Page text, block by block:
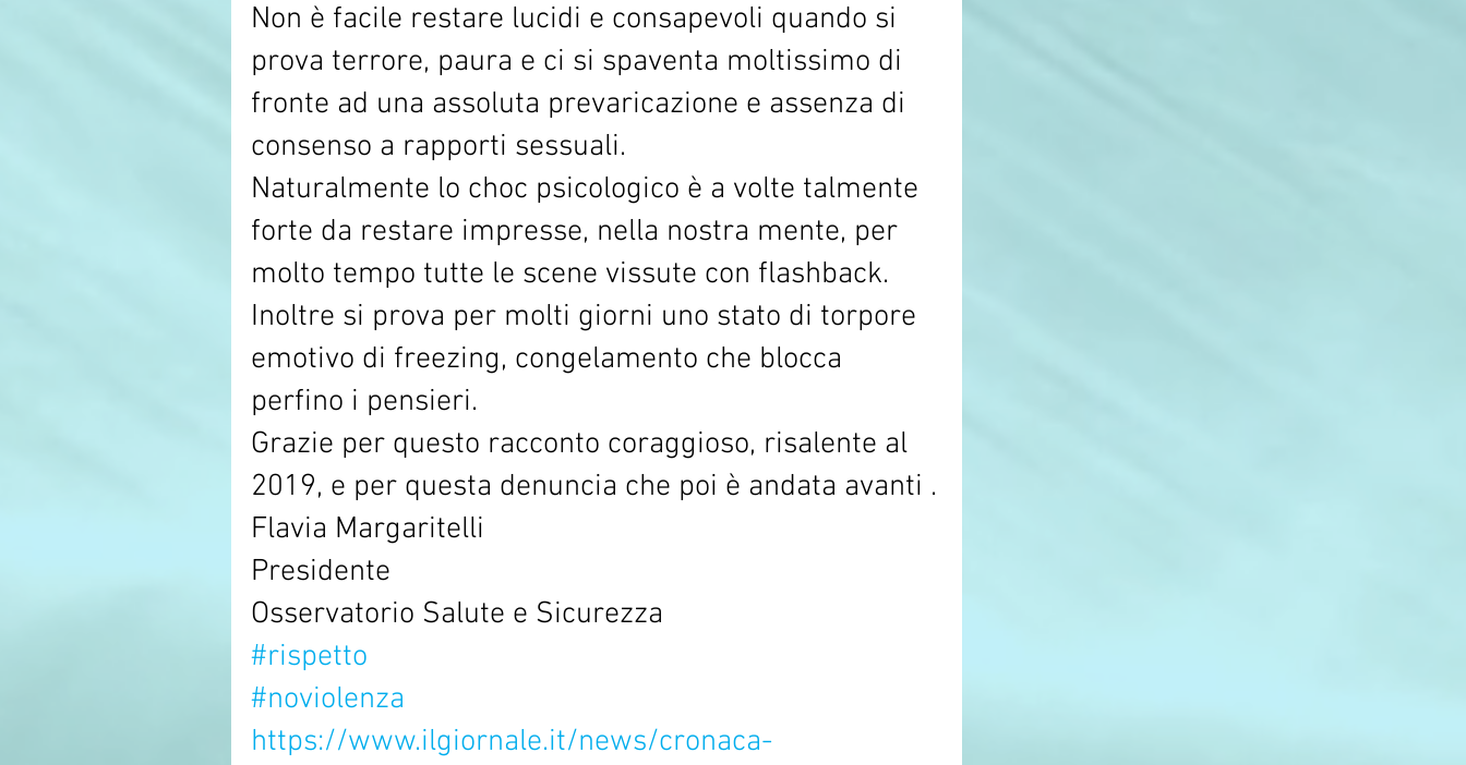
Non è facile restare lucidi e consapevoli quando si
prova terrore, paura e ci si spaventa moltissimo di
fronte ad una assoluta prevaricazione e assenza di
consenso a rapporti sessuali.
Naturalmente lo choc psicologico è a volte talmente
forte da restare impresse, nella nostra mente, per
molto tempo tutte le scene vissute con flashback.
Inoltre si prova per molti giorni uno stato di torpore
emotivo di freezing, congelamento che blocca
perfino i pensieri.
Grazie per questo racconto coraggioso, risalente al
2019, e per questa denuncia che poi è andata avanti .
Flavia Margaritelli
Presidente
Osservatorio Salute e Sicurezza
#rispetto
#noviolenza
https://www.ilgiornale.it/news/cronaca-